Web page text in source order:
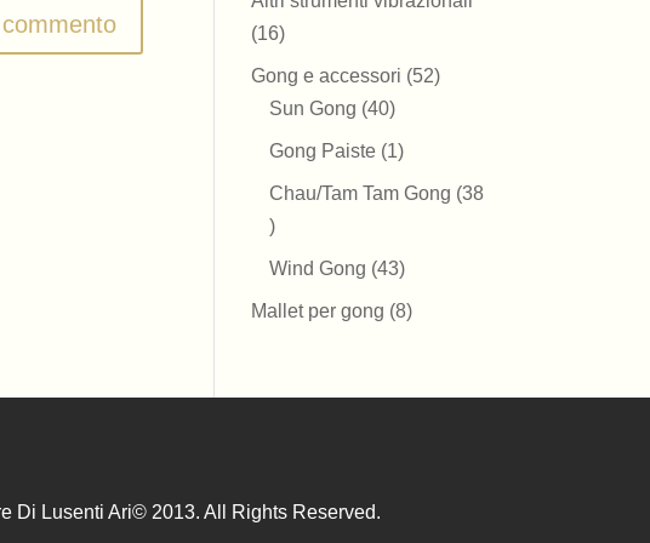
1616
Gong e accessori 5252
Sun Gong 4040
prodotti
Gong Paiste 11
prodotto
Chau/Tam Tam Gong 38
38
prodotti
Wind Gong 4343
prodotti
Mallet per gong 88
Di Lusenti Ari© 2013. All Rights Reserved.